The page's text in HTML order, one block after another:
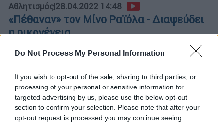
Do Not Process My Personal Information
If you wish to opt-out of the sale, sharing to third parties, or
processing of your personal or sensitive information for
targeted advertising by us, please use the below opt-out
section to confirm your selection. Please note that after your
opt-out request is processed you may continue seeing
Αθλητισμός|28.04.2022 14:48
«Πέθαναν» τον Μίνο Ραϊόλα - Διαψεύδει
η οικογένεια
Fake news αποδείχθηκε η «είδηση» ότι
πέθανε ο Μίνο Ραϊόλα